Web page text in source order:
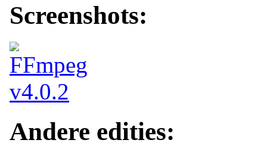
Screenshots:
Andere edities: